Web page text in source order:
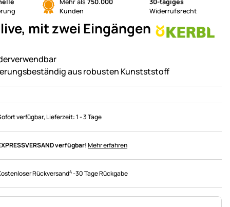
Mehr als 750.000
Kunden
30-tägiges
Widerrufsrecht
mit zwei Eingängen
aus robusten Kunstststoff
verfügbar, Lieferzeit:1 - 3 Tage
verfügbar!Mehr erfahren
Rückversand4-30 Tage Rückgabe